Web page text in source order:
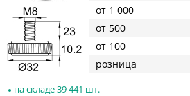
от 1 000
от 500
от 100
розница
на складе 39 441 шт.